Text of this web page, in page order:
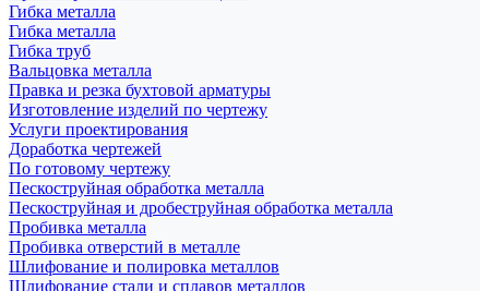
Гибка металла
Гибка металла
Гибка труб
Вальцовка металла
Правка и резка бухтовой арматуры
Изготовление изделий по чертежу
Услуги проектирования
Доработка чертежей
По готовому чертежу
Пескоструйная обработка металла
Пескоструйная и дробеструйная обработка металла
Пробивка металла
Пробивка отверстий в металле
Шлифование и полировка металлов
Шлифование стали и сплавов металлов